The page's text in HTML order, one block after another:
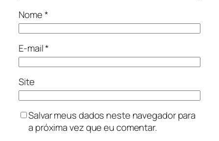
Nome*
E-mail*
Site
Salvar meus dados neste navegador para
a próxima vez que eu comentar.